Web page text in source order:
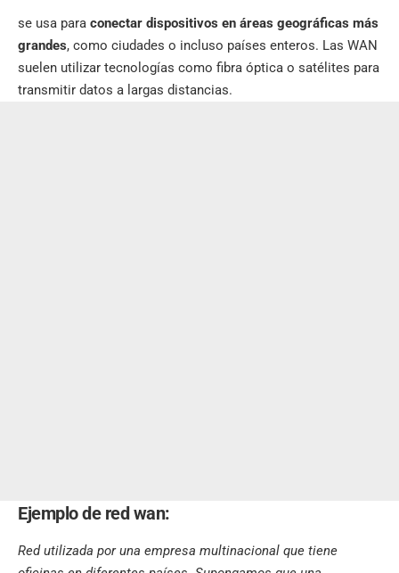
se usa para conectar dispositivos en áreas geográficas más
grandes, como ciudades o incluso países enteros. Las WAN
suelen utilizar tecnologías como fibra óptica o satélites para
transmitir datos a largas distancias.
Ejemplo de red wan:
Red utilizada por una empresa multinacional que tiene